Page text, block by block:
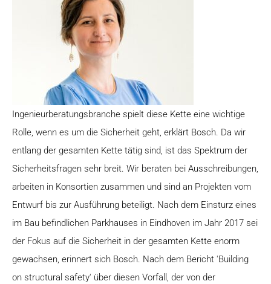
Ingenieurberatungsbranche spielt diese Kette eine wichtige
Rolle, wenn es um die Sicherheit geht, erklärt Bosch. Da wir
entlang der gesamten Kette tätig sind, ist das Spektrum der
Sicherheitsfragen sehr breit. Wir beraten bei Ausschreibungen,
arbeiten in Konsortien zusammen und sind an Projekten vom
Entwurf bis zur Ausführung beteiligt. Nach dem Einsturz eines
im Bau befindlichen Parkhauses in Eindhoven im Jahr 2017 sei
der Fokus auf die Sicherheit in der gesamten Kette enorm
gewachsen, erinnert sich Bosch. Nach dem Bericht 'Building
on structural safety' über diesen Vorfall, der von der